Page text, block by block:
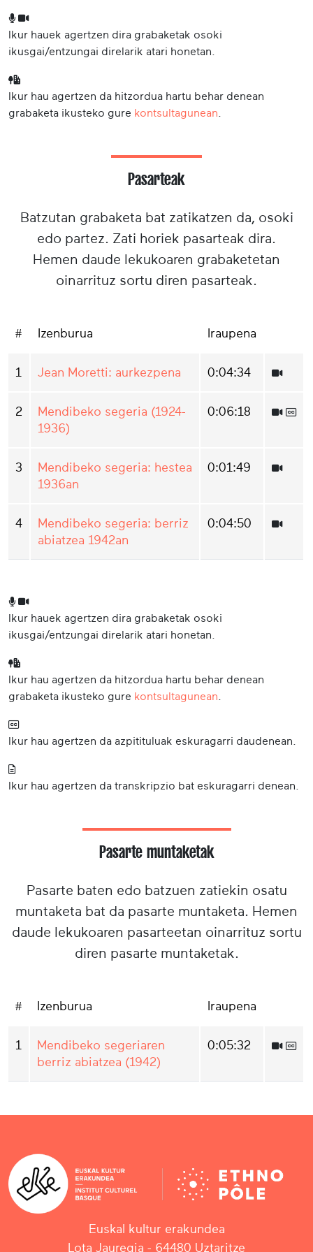
Ikur hauek agertzen dira grabaketak osoki
ikusgai/entzungai direlarik atari honetan.
Ikur hau agertzen da hitzordua hartu behar denean
grabaketa ikusteko gure kontsultagunean
Pasarteak
Batzutan grabaketa bat zatikatzen da, osoki
edo partez. Zati horiek pasarteak dira.
Hemen daude lekukoaren grabaketetan
oinarrituz sortu diren pasarteak.
# Izenburua Iraupena
1 Jean Moretti: aurkezpena 0:04:34
2
Mendibeko segeria (1924-
1936)
0:06:18
3
Mendibeko segeria: hestea
1936an
0:01:49
4
Mendibeko segeria: berriz
abiatzea 1942an
0:04:50
Ikur hauek agertzen dira grabaketak osoki
ikusgai/entzungai direlarik atari honetan.
Ikur hau agertzen da hitzordua hartu behar denean
grabaketa ikusteko gure kontsultagunean
Ikur hau agertzen da azpitituluak eskuragarri daudenean.
Ikur hau agertzen da transkripzio bat eskuragarri denean.
Pasarte muntaketak
Pasarte baten edo batzuen zatiekin osatu
muntaketa bat da pasarte muntaketa. Hemen
daude lekukoaren pasarteetan oinarrituz sortu
diren pasarte muntaketak.
# Izenburua Iraupena
1
Mendibeko segeriaren
berriz abiatzea (1942)
0:05:32
Euskal kultur erakundea
Lota Jauregia - 64480 Uztaritze